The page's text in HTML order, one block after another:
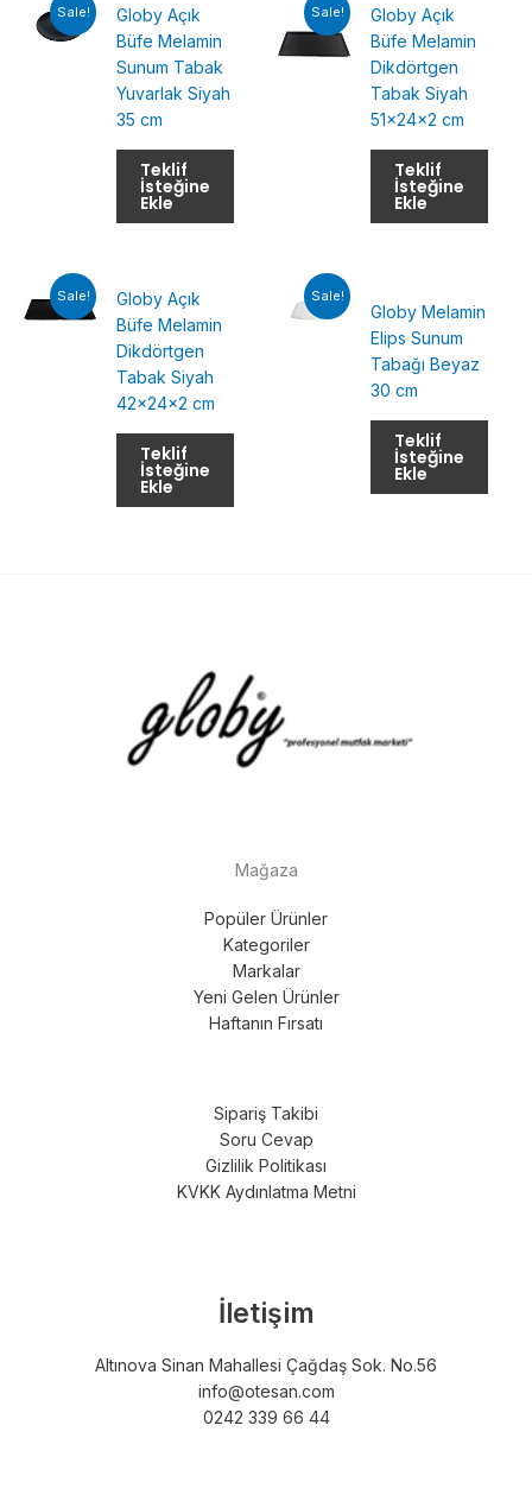
Sale!
Globy Açık
Büfe Melamin
Sunum Tabak
Yuvarlak Siyah
35 cm
Teklif
İsteğine
Ekle
Sale!
Globy Açık
Büfe Melamin
Dikdörtgen
Tabak Siyah
51x24x2 cm
Teklif
İsteğine
Ekle
Sale!
Globy Açık
Büfe Melamin
Dikdörtgen
Tabak Siyah
42x24x2 cm
Teklif
İsteğine
Ekle
Sale!
Globy Melamin
Elips Sunum
Tabağı Beyaz
30 cm
Teklif
İsteğine
Ekle
Mağaza
Popüler Ürünler
Kategoriler
Markalar
Yeni Gelen Ürünler
Haftanın Fırsatı
Sipariş Takibi
Soru Cevap
Gizlilik Politikası
KVKK Aydınlatma Metni
İletişim
Altınova Sinan Mahallesi Çağdaş Sok. No.56
info@otesan.com
0242 339 66 44